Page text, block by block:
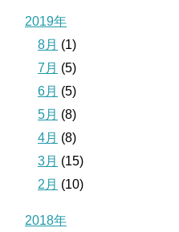
2019年
8月 (1)
7月 (5)
6月 (5)
5月 (8)
4月 (8)
3月 (15)
2月 (10)
2018年